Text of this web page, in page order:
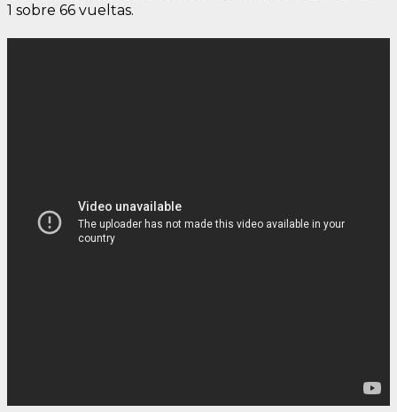
1 sobre 66 vueltas.